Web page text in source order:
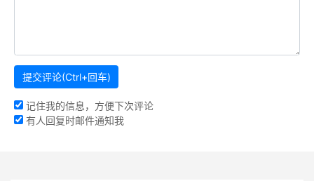
记住我的信息，方便下次评论
有人回复时邮件通知我